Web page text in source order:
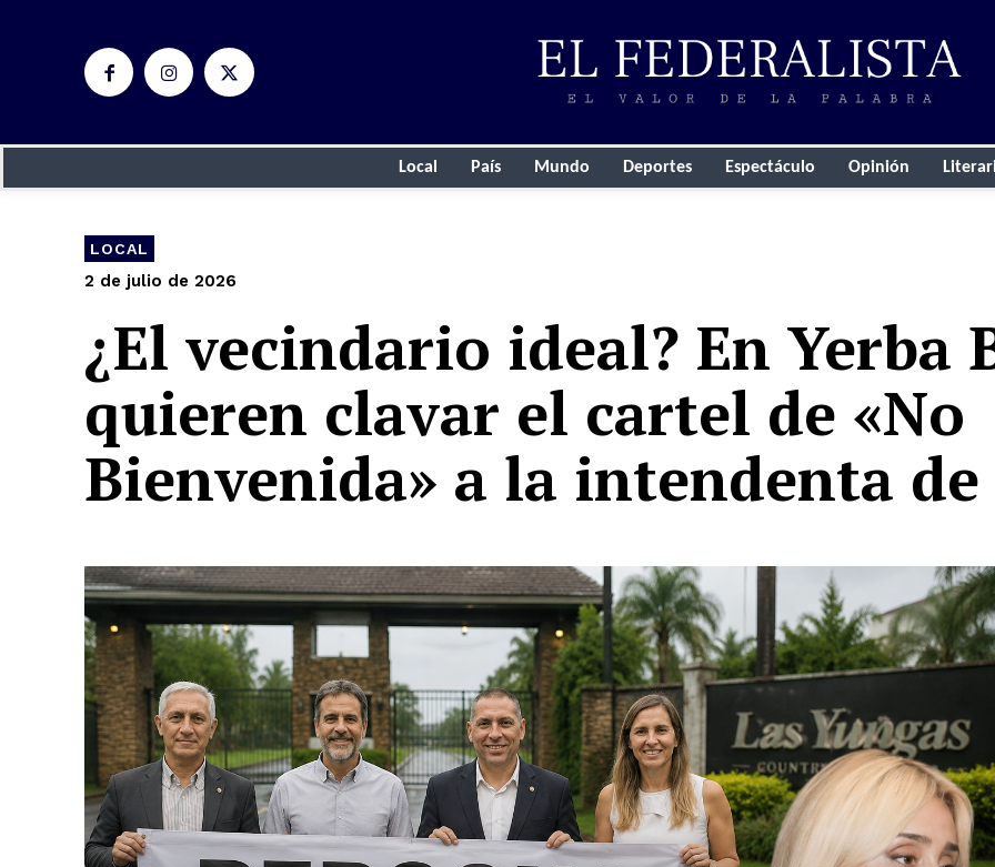
Local País Mundo Deportes Espectáculo Opinión
LOCAL
2 de julio de 2026
¿El vecindario ideal? En Yerba
quieren clavar el cartel de «No
Bienvenida» a la intendenta